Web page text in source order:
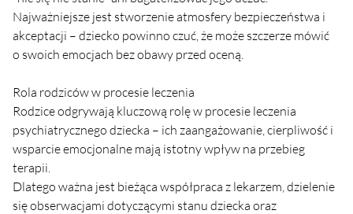
Najważniejsze jest stworzenie atmosfery bezpieczeństwa i
akceptacji – dziecko powinno czuć, że może szczerze mówić
o swoich emocjach bez obawy przed oceną.
Rola rodziców w procesie leczenia
Rodzice odgrywają kluczową rolę w procesie leczenia
psychiatrycznego dziecka – ich zaangażowanie, cierpliwość i
wsparcie emocjonalne mają istotny wpływ na przebieg
terapii.
Dlatego ważna jest bieżąca współpraca z lekarzem, dzielenie
się obserwacjami dotyczącymi stanu dziecka oraz